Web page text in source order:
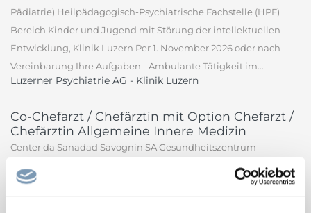
Pädiatrie) Heilpädagogisch-Psychiatrische Fachstelle (HPF)
Bereich Kinder und Jugend mit Störung der intellektuellen
Entwicklung, Klinik Luzern Per 1. November 2026 oder nach
Vereinbarung Ihre Aufgaben - Ambulante Tätigkeit im...
Luzerner Psychiatrie AG - Klinik Luzern
Co-Chefarzt / Chefärztin mit Option Chefarzt /
Chefärztin Allgemeine Innere Medizin
Center da Sanadad Savognin SA Gesundheitszentrum
Savognin AG Das Gesundheitszentrum Center da Sanadad
befindet sich in Savognin mitten in den Bündner Bergen und